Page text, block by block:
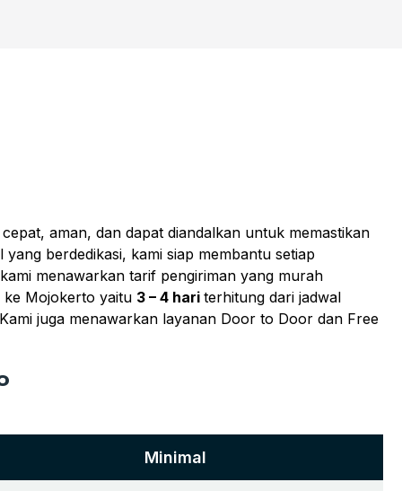
aman, dan dapat diandalkan untuk memastikan
berdedikasi, kami siap membantu setiap
menawarkan tarif pengiriman yang murah
ke Mojokerto yaitu 3 – 4 hari terhitung dari jadwal
juga menawarkan layanan Door to Door dan Free
Minimal